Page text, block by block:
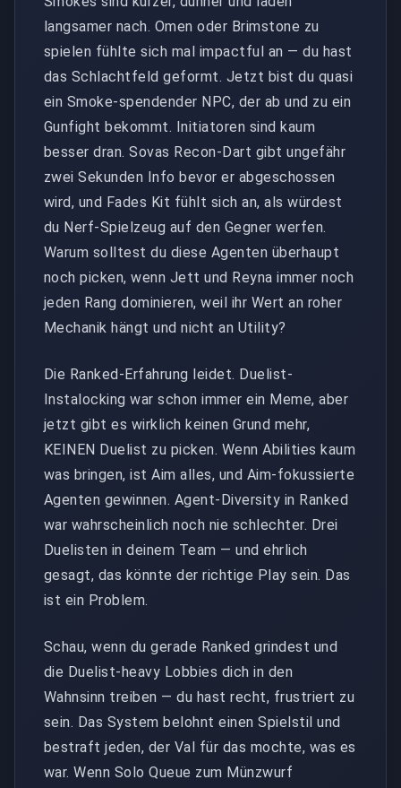
langsamer nach. Omen oder Brimstone zu
spielen fühlte sich mal impactful an — du hast
das Schlachtfeld geformt. Jetzt bist du quasi
ein Smoke-spendender NPC, der ab und zu ein
Gunfight bekommt. Initiatoren sind kaum
besser dran. Sovas Recon-Dart gibt ungefähr
zwei Sekunden Info bevor er abgeschossen
wird, und Fades Kit fühlt sich an, als würdest
du Nerf-Spielzeug auf den Gegner werfen.
Warum solltest du diese Agenten überhaupt
noch picken, wenn Jett und Reyna immer noch
jeden Rang dominieren, weil ihr Wert an roher
Mechanik hängt und nicht an Utility?
Die Ranked-Erfahrung leidet. Duelist-
Instalocking war schon immer ein Meme, aber
jetzt gibt es wirklich keinen Grund mehr,
KEINEN Duelist zu picken. Wenn Abilities kaum
was bringen, ist Aim alles, und Aim-fokussierte
Agenten gewinnen. Agent-Diversity in Ranked
war wahrscheinlich noch nie schlechter. Drei
Duelisten in deinem Team — und ehrlich
gesagt, das könnte der richtige Play sein. Das
ist ein Problem.
Schau, wenn du gerade Ranked grindest und
die Duelist-heavy Lobbies dich in den
Wahnsinn treiben — du hast recht, frustriert zu
sein. Das System belohnt einen Spielstil und
bestraft jeden, der Val für das mochte, was es
war. Wenn Solo Queue zum Münzwurf